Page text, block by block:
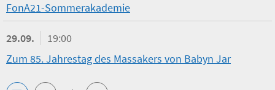
FonA21-Sommerakademie
29.09.
19:00
Zum 85. Jahrestag des Massakers von Babyn Jar